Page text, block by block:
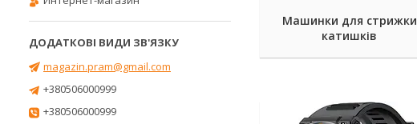
Машинки для стрижки
катишків
magazin.pram@gmail.com
+380506000999
+380506000999